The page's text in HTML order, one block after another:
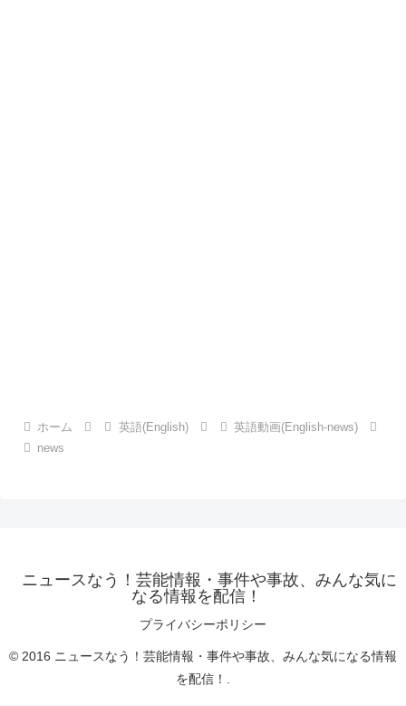
ホーム 英語(English)
英語動画(English-news)
news
ニュースなう！芸能情報・事件や事故、みんな気に
なる情報を配信！
プライバシーポリシー
© 2016 ニュースなう！芸能情報・事件や事故、みんな気になる情報
を配信！.